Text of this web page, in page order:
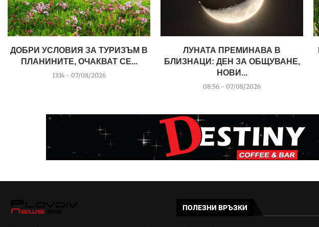
ДОБРИ УСЛОВИЯ ЗА ТУРИЗЪМ В
ПЛАНИНИТЕ, ОЧАКВАТ СЕ...
13:14 - 07/08/2026
ЛУНАТА ПРЕМИНАВА В
БЛИЗНАЦИ: ДЕН ЗА ОБЩУВАНЕ,
НОВИ...
08:56 - 07/08/2026
ПОЛЕЗНИ ВРЪЗКИ